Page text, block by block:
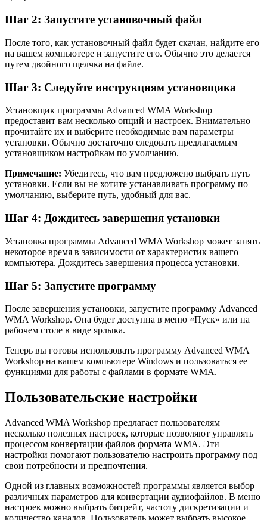
Шаг 2: Запустите установочный файл
После того, как установочный файл будет скачан, найдите его
на вашем компьютере и запустите его. Обычно это делается
путем двойного щелчка на файле.
Шаг 3: Следуйте инструкциям установщика
Установщик программы Advanced WMA Workshop
предоставит вам несколько опций и настроек. Внимательно
прочитайте их и выберите необходимые вам параметры
установки. Обычно достаточно следовать предлагаемым
установщиком настройкам по умолчанию.
Примечание: Убедитесь, что вам предложено выбрать путь
установки. Если вы не хотите устанавливать программу по
умолчанию, выберите путь, удобный для вас.
Шаг 4: Дождитесь завершения установки
Установка программы Advanced WMA Workshop может занять
некоторое время в зависимости от характеристик вашего
компьютера. Дождитесь завершения процесса установки.
Шаг 5: Запустите программу
После завершения установки, запустите программу Advanced
WMA Workshop. Она будет доступна в меню «Пуск» или на
рабочем столе в виде ярлыка.
Теперь вы готовы использовать программу Advanced WMA
Workshop на вашем компьютере Windows и пользоваться ее
функциями для работы с файлами в формате WMA.
Пользовательские настройки
Advanced WMA Workshop предлагает пользователям
несколько полезных настроек, которые позволяют управлять
процессом конвертации файлов формата WMA. Эти
настройки помогают пользователю настроить программу под
свои потребности и предпочтения.
Одной из главных возможностей программы является выбор
различных параметров для конвертации аудиофайлов. В меню
настроек можно выбрать битрейт, частоту дискретизации и
количество каналов. Пользователь может выбрать высокое